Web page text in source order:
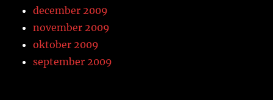
december 2009
november 2009
oktober 2009
september 2009